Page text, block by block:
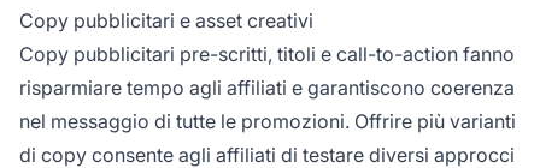
Copy pubblicitari e asset creativi
Copy pubblicitari pre-scritti, titoli e call-to-action fanno
risparmiare tempo agli affiliati e garantiscono coerenza
nel messaggio di tutte le promozioni. Offrire più varianti
di copy consente agli affiliati di testare diversi approcci